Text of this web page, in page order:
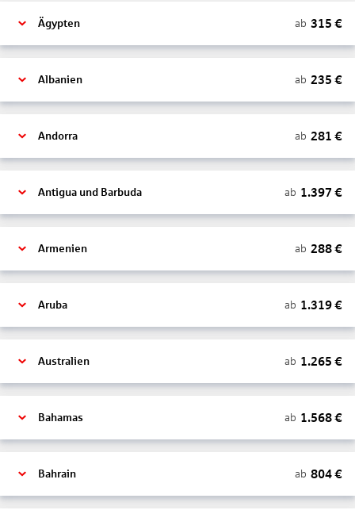
Ägypten ab 315 €
Albanien ab 235 €
Andorra ab 281 €
Antigua und Barbuda ab 1.397 €
Armenien ab 288€
Aruba ab 1.319€
Australien ab 1.265 €
Bahamas ab 1.568€
Bahrain ab 804€